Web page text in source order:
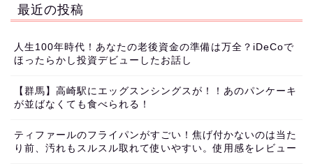
最近の投稿
人生100年時代！あなたの老後資金の準備は万全？iDeCoで
ほったらかし投資デビューしたお話し
【群馬】高崎駅にエッグスンシングスが！！あのパンケーキ
が並ばなくても食べられる！
ティファールのフライパンがすごい！焦げ付かないのは当た
り前、汚れもスルスル取れて使いやすい。使用感をレビュー